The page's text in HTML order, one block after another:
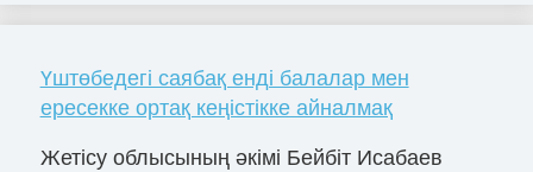
Үштөбедегі саябақ енді балалар мен
ересекке ортақ кеңістікке айналмақ
Жетісу облысының әкімі Бейбіт Исабаев